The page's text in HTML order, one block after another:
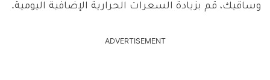
وساقيك، قم بزيادة السعرات الحرارية الإضافية اليومية.
ADVERTISEMENT